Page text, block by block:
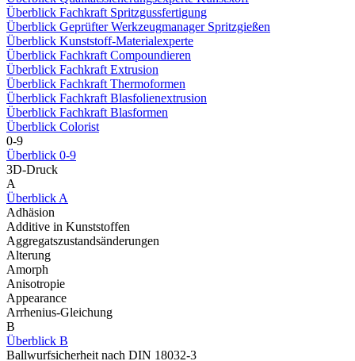
Überblick Fachkraft Spritzgussfertigung
Überblick Geprüfter Werkzeugmanager Spritzgießen
Überblick Kunststoff-Materialexperte
Überblick Fachkraft Compoundieren
Überblick Fachkraft Extrusion
Überblick Fachkraft Thermoformen
Überblick Fachkraft Blasfolienextrusion
Überblick Fachkraft Blasformen
Überblick Colorist
0-9
Überblick 0-9
3D-Druck
A
Überblick A
Adhäsion
Additive in Kunststoffen
Aggregatszustandsänderungen
Alterung
Amorph
Anisotropie
Appearance
Arrhenius-Gleichung
B
Überblick B
Ballwurfsicherheit nach DIN 18032-3